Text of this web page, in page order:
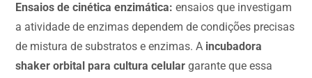
Ensaios de cinética enzimática: ensaios que investigam
a atividade de enzimas dependem de condições precisas
de mistura de substratos e enzimas. A incubadora
shaker orbital para cultura celular garante que essa